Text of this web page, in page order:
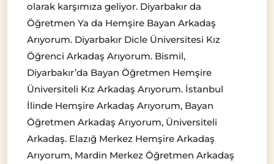
olarak karşımıza geliyor. Diyarbakır da
Öğretmen Ya da Hemşire Bayan Arkadaş
Arıyorum. Diyarbakır Dicle Üniversitesi Kız
Öğrenci Arkadaş Arıyorum. Bismil,
Diyarbakır’da Bayan Öğretmen Hemşire
Üniversiteli Kız Arkadaş Arıyorum. İstanbul
İlinde Hemşire Arkadaş Arıyorum, Bayan
Öğretmen Arkadaş Arıyorum, Üniversiteli
Arkadaş. Elazığ Merkez Hemşire Arkadaş
Arıyorum, Mardin Merkez Öğretmen Arkadaş